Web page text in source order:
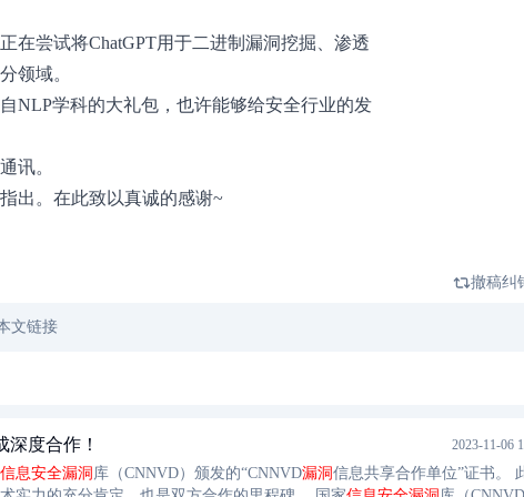
在尝试将ChatGPT用于二进制漏洞挖掘、渗透
领域。
NLP学科的大礼包，也许能够给安全行业的发
讯。
出。在此致以真诚的感谢~
撤稿纠
文链接
深度合作！ 2023-11-06
信息安全漏洞 库（CNNVD）颁发的“CNNVD漏洞信息共享合作单位”证书。